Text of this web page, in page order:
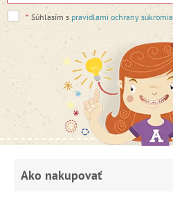
* Súhlasím s pravidlami ochrany súkromia
Ako nakupovať